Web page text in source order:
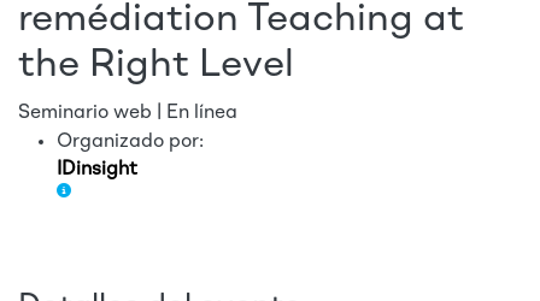
remédiation Teaching at
the Right Level
Seminario web | En línea
Organizado por:
IDinsight